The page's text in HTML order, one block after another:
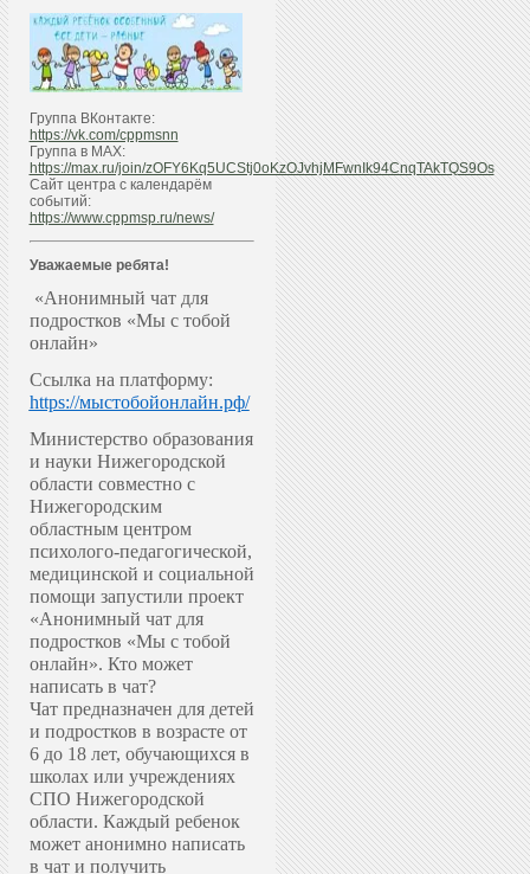
Группа ВКонтакте:
https://vk.com/cppmsnn
Группа в МАХ:
https://max.ru/join/zOFY6Kq5UCStj0oKzOJvhjMFwnIk94CnqTAkTQS9Os
Сайт центра с календарём
событий:
https://www.cppmsp.ru/news/
Уважаемые ребята!
«Анонимный чат для
подростков «Мы с тобой
онлайн»
Ссылка на платформу:
https://мыстобойонлайн.рф/
Министерство образования
и науки Нижегородской
области совместно с
Нижегородским
областным центром
психолого-педагогической,
медицинской и социальной
помощи запустили проект
«Анонимный чат для
подростков «Мы с тобой
онлайн». Кто может
написать в чат?
Чат предназначен для детей
и подростков в возрасте от
6 до 18 лет, обучающихся в
школах или учреждениях
СПО Нижегородской
области. Каждый ребенок
может анонимно написать
в чат и получить